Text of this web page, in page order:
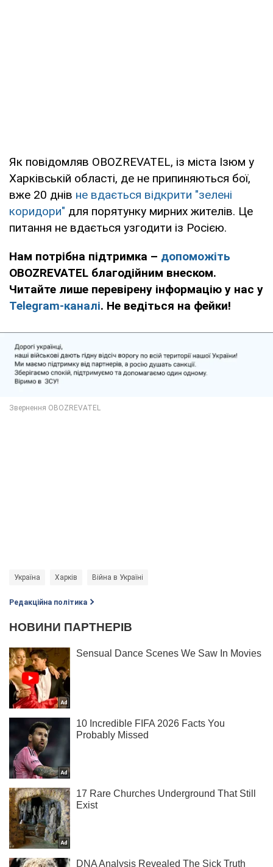
Як повідомляв OBOZREVATEL, із міста Ізюм у
Харківській області, де не припиняються бої,
вже 20 днів не вдається відкрити "зелені
коридори" для порятунку мирних жителів. Це
питання не вдається узгодити із Росією.
Нам потрібна підтримка – допоможіть
OBOZREVATEL благодійним внеском.
Читайте лише перевірену інформацію у нас у
Telegram-каналі. Не ведіться на фейки!
Україна Харків Війна в Україні
Редакційна політика